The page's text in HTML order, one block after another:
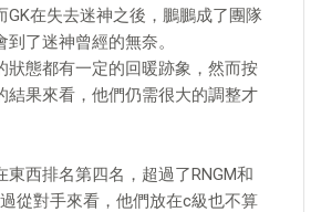
GK在失去迷神之後，鵬鵬成了團隊
了迷神曾經的無奈。
狀態都有一定的回暖跡象，然而按
結果來看，他們仍需很大的調整才
東西排名第四名，超過了RNGM和
從對手來看，他們放在c級也不算